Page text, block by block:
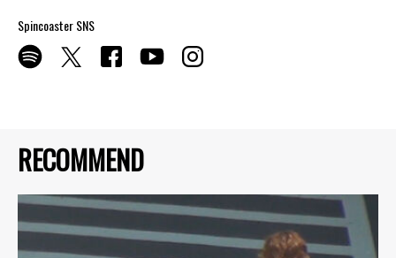
RECOMMEND
Spincoaster SNS